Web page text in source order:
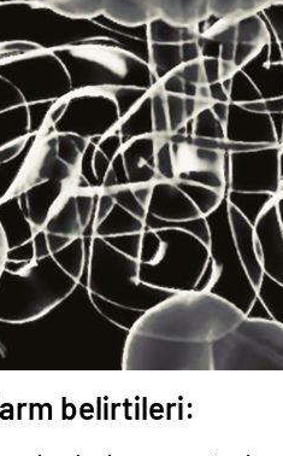
belirtileri: